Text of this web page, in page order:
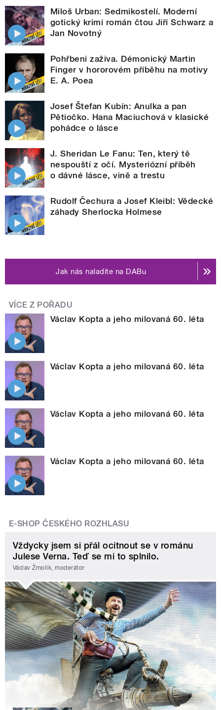
Miloš Urban: Sedmikostelí. Moderní
gotický krimi román čtou Jiří Schwarz a
Jan Novotný
Pohřbeni zaživa. Démonický Martin
Finger v hororovém příběhu na motivy
E. A. Poea
Josef Štefan Kubín: Anulka a pan
Pětiočko. Hana Maciuchová v klasické
pohádce o lásce
J. Sheridan Le Fanu: Ten, který tě
nespouští z očí. Mysteriózní příběh
o dávné lásce, vině a trestu
Rudolf Čechura a Josef Kleibl: Vědecké
záhady Sherlocka Holmese
Jak nás naladíte na DABu
VÍCE Z POŘADU
Václav Kopta a jeho milovaná 60. léta
Václav Kopta a jeho milovaná 60. léta
Václav Kopta a jeho milovaná 60. léta
Václav Kopta a jeho milovaná 60. léta
E-SHOP ČESKÉHO ROZHLASU
Vždycky jsem si přál ocitnout se v románu
Julese Verna. Teď se mi to splnilo.
Václav Žmolík, moderátor